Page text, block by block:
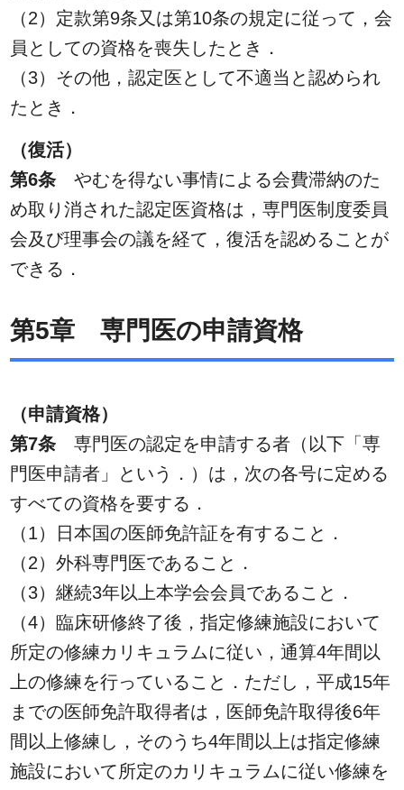
（2）定款第9条又は第10条の規定に従って，会
員としての資格を喪失したとき．
（3）その他，認定医として不適当と認められ
たとき．
（復活）
第6条 やむを得ない事情による会費滞納のた
め取り消された認定医資格は，専門医制度委員
会及び理事会の議を経て，復活を認めることが
できる．
第5章 専門医の申請資格
（申請資格）
第7条 専門医の認定を申請する者（以下「専
門医申請者」という．）は，次の各号に定める
すべての資格を要する．
（1）日本国の医師免許証を有すること．
（2）外科専門医であること．
（3）継続3年以上本学会会員であること．
（4）臨床研修終了後，指定修練施設において
所定の修練カリキュラムに従い，通算4年間以
上の修練を行っていること．ただし，平成15年
までの医師免許取得者は，医師免許取得後6年
間以上修練し，そのうち4年間以上は指定修練
施設において所定のカリキュラムに従い修練を